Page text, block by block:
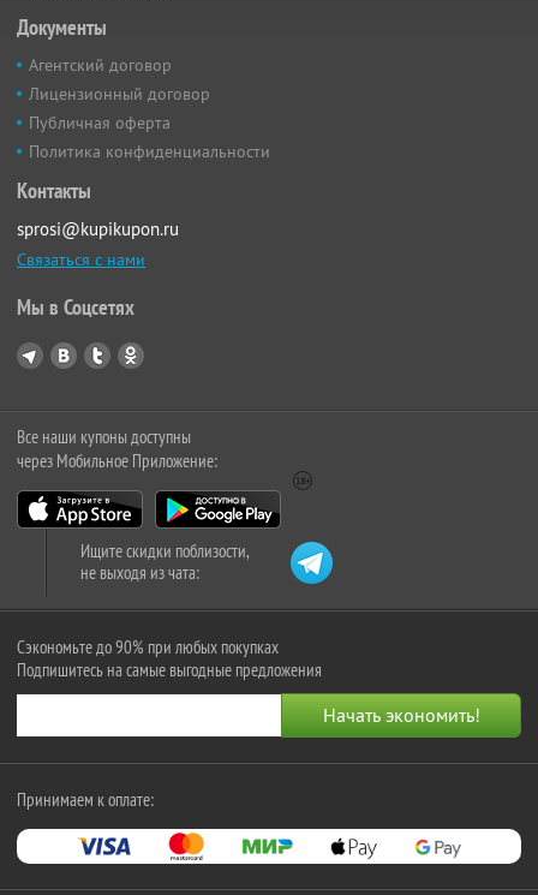
Документы
Агентский договор
Лицензионный договор
Публичная оферта
Политика конфиденциальности
Контакты
sprosi@kupikupon.ru
Связаться с нами
Мы в Соцсетях
Все наши купоны доступны
через Мобильное Приложение:
Ищите скидки поблизости,
не выходя из чата:
Сэкономьте до 90% при любых покупках
Подпишитесь на самые выгодные предложения
Принимаем к оплате: